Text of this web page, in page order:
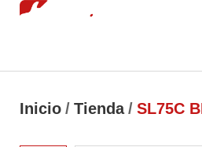
Inicio / Tienda / SL75C